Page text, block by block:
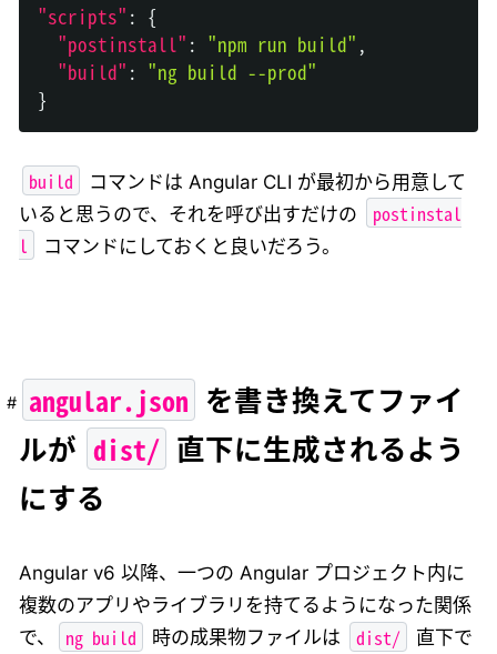
"scripts" : {
"postinstall" : "npm run build" ,
"build" : "ng build --prod"
}
build
コマンドは Angular CLI が最初から用意して
いると思うので、それを呼び出すだけの
postinstal
l
コマンドにしておくと良いだろう。
angular.json を書き換えてファイ
ルが dist/ 直下に生成されるよう
にする
Angular v6 以降、一つの Angular プロジェクト内に
複数のアプリやライブラリを持てるようになった関係
で、
ng build 時の成果物ファイルは dist/
直下で